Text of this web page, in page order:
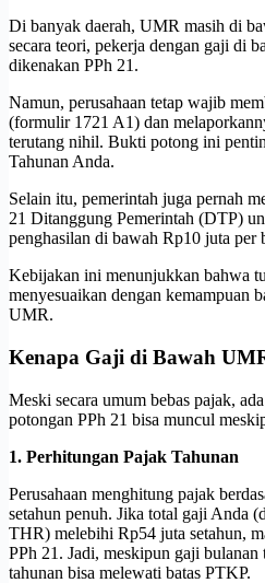
Di banyak daerah, UMR masih di
secara teori, pekerja dengan gaji di
dikenakan PPh 21.
Namun, perusahaan tetap wajib
(formulir 1721 A1) dan
terutang nihil. Bukti potong ini
Tahunan Anda.
Selain itu, pemerintah juga pernah
21 Ditanggung Pemerintah (DTP)
penghasilan di bawah Rp10 juta per
Kebijakan ini menunjukkan bahwa
menyesuaikan dengan kemampuan
UMR.
Kenapa Gaji di Bawah
Meski secara umum bebas pajak,
potongan PPh 21 bisa muncul
1. Perhitungan Pajak Tahunan
Perusahaan menghitung pajak
setahun penuh. Jika total gaji Anda
THR) melebihi Rp54 juta setahun,
PPh 21. Jadi, meskipun gaji
tahunan bisa melewati batas PTKP.